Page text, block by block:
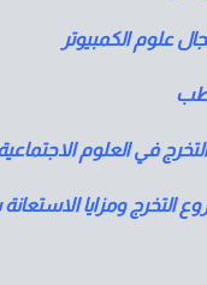
علوم الكمبيوتر
في العلوم
التخرج ومزايا الاستعانة